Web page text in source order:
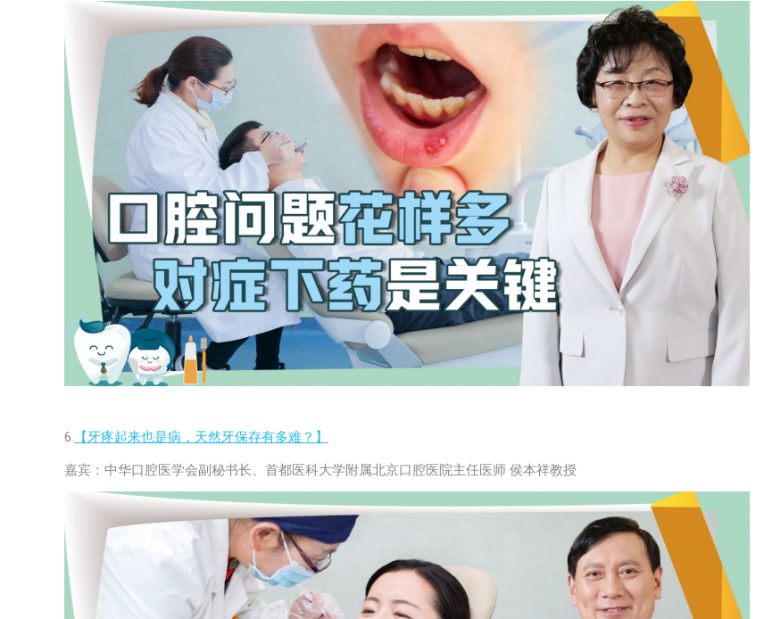
6. 【牙疼起来也是病，天然牙保存有多难？】
嘉宾：中华口腔医学会副秘书长、首都医科大学附属北京口腔医院主任医师 侯本祥教授